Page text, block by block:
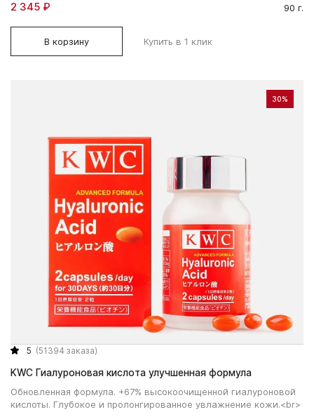
2 345 ₽ 90 г.
В корзину Купить в 1 клик
30%
5 (51394 заказа)
KWC Гиалуроновая кислота улучшенная формула
Обновленная формула. +67% высокоочищенной гиалуроновой
кислоты. Глубокое и пролонгированное увлажнение кожи.<br>